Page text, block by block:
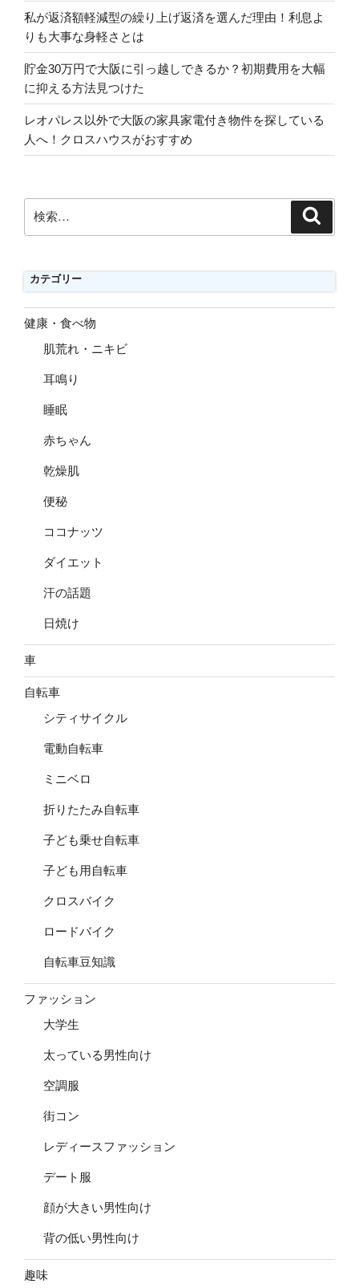
私が返済額軽減型の繰り上げ返済を選んだ理由！利息よ
りも大事な身軽さとは
貯金30万円で大阪に引っ越しできるか？初期費用を大幅
に抑える方法見つけた
レオパレス以外で大阪の家具家電付き物件を探している
人へ！クロスハウスがおすすめ
索:
カテゴリー
健康・食べ物
肌荒れ・ニキビ
耳鳴り
睡眠
赤ちゃん
乾燥肌
便秘
ココナッツ
ダイエット
汗の話題
日焼け
車
自転車
シティサイクル
電動自転車
ミニベロ
折りたたみ自転車
子ども乗せ自転車
子ども用自転車
クロスバイク
ロードバイク
自転車豆知識
ファッション
大学生
太っている男性向け
空調服
街コン
レディースファッション
デート服
顔が大きい男性向け
背の低い男性向け
趣味